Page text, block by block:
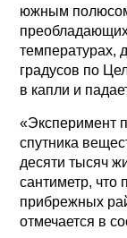
южным
температурах,
градусов по
в капли и
«Эксперимент
спутника
десяти тысяч
сантиметр, что
прибрежных
отмечается в